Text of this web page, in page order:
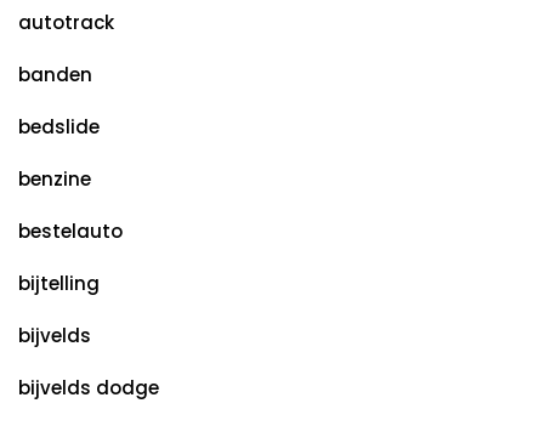
autotrack
banden
bedslide
benzine
bestelauto
bijtelling
bijvelds
bijvelds dodge